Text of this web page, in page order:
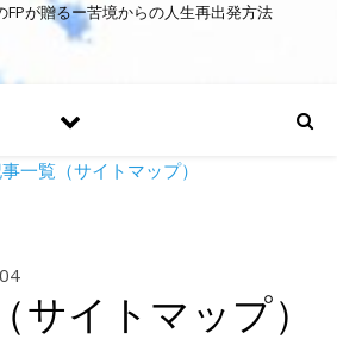
FPが贈るー苦境からの人生再出発方法
一覧（サイトマップ）
サイトマップ）